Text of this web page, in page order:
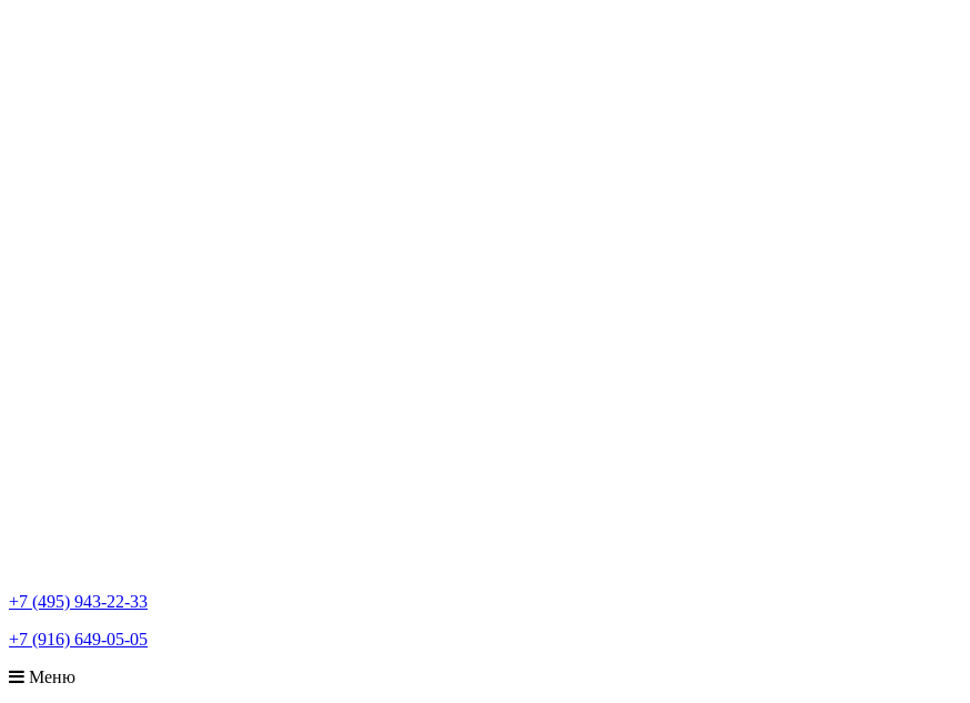
+7 (495) 943-22-33
+7 (916) 649-05-05
Меню